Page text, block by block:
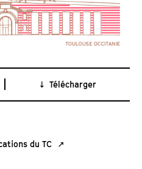
Télécharger
du TC